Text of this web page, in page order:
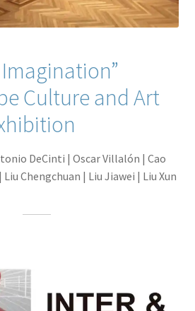
Culture and Art
DeCinti | Oscar Villalón | Cao
Chengchuan | Liu Jiawei | Liu Xun